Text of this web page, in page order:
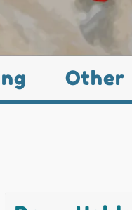
Other